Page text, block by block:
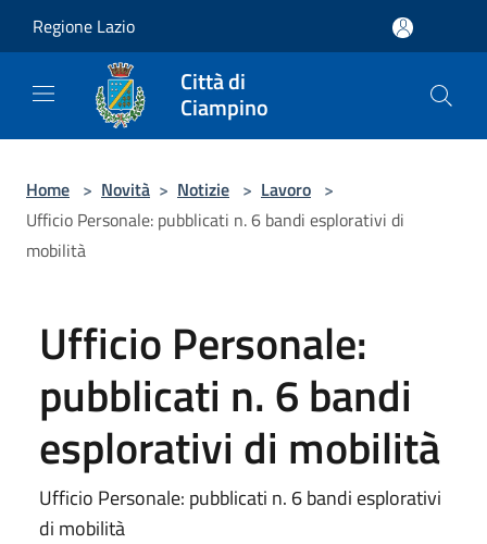
Regione Lazio
Città di
Ciampino
Home > Novità > Notizie > Lavoro >
Ufficio Personale: pubblicati n. 6 bandi esplorativi di
mobilità
Ufficio Personale:
pubblicati n. 6 bandi
esplorativi di mobilità
Ufficio Personale: pubblicati n. 6 bandi esplorativi
di mobilità